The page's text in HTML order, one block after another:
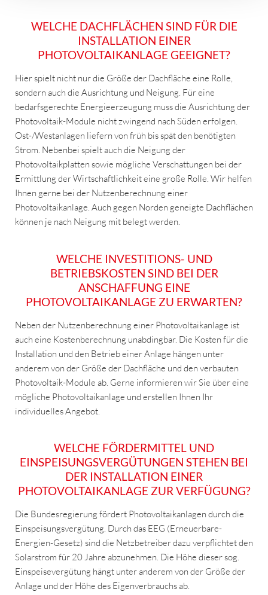
WELCHE DACHFLÄCHEN SIND FÜR DIE
INSTALLATION EINER
PHOTOVOLTAIKANLAGE GEEIGNET?
Hier spielt nicht nur die Größe der Dachfläche eine Rolle,
sondern auch die Ausrichtung und Neigung. Für eine
bedarfsgerechte Energieerzeugung muss die Ausrichtung der
Photovoltaik-Module nicht zwingend nach Süden erfolgen.
Ost-/Westanlagen liefern von früh bis spät den benötigten
Strom. Nebenbei spielt auch die Neigung der
Photovoltaikplatten sowie mögliche Verschattungen bei der
Ermittlung der Wirtschaftlichkeit eine große Rolle. Wir helfen
Ihnen gerne bei der Nutzenberechnung einer
Photovoltaikanlage. Auch gegen Norden geneigte Dachflächen
können je nach Neigung mit belegt werden.
WELCHE INVESTITIONS- UND
BETRIEBSKOSTEN SIND BEI DER
ANSCHAFFUNG EINE
PHOTOVOLTAIKANLAGE ZU ERWARTEN?
Neben der Nutzenberechnung einer Photovoltaikanlage ist
auch eine Kostenberechnung unabdingbar. Die Kosten für die
Installation und den Betrieb einer Anlage hängen unter
anderem von der Größe der Dachfläche und den verbauten
Photovoltaik-Module ab. Gerne informieren wir Sie über eine
mögliche Photovoltaikanlage und erstellen Ihnen Ihr
individuelles Angebot.
WELCHE FÖRDERMITTEL UND
EINSPEISUNGSVERGÜTUNGEN STEHEN BEI
DER INSTALLATION EINER
PHOTOVOLTAIKANLAGE ZUR VERFÜGUNG?
Die Bundesregierung fördert Photovoltaikanlagen durch die
Einspeisungsvergütung. Durch das EEG (Erneuerbare-
Energien-Gesetz) sind die Netzbetreiber dazu verpflichtet den
Solarstrom für 20 Jahre abzunehmen. Die Höhe dieser sog.
Einspeisevergütung hängt unter anderem von der Größe der
Anlage und der Höhe des Eigenverbrauchs ab.